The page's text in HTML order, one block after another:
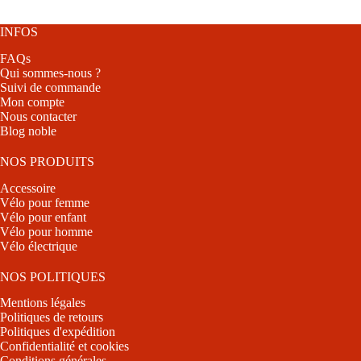
être
choisies
INFOS
FAQs
Qui sommes-nous ?
Suivi de commande
Mon compte
Nous contacter
Blog noble
NOS PRODUITS
Accessoire
Vélo pour femme
Vélo pour enfant
Vélo pour homme
Vélo électrique
NOS POLITIQUES
Mentions légales
Politiques de retours
Politiques d'expédition
Confidentialité et cookies